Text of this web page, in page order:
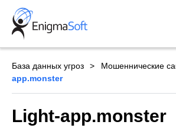
Skip
content
База данных угроз Мошеннические
app.monster
Light-app.monster